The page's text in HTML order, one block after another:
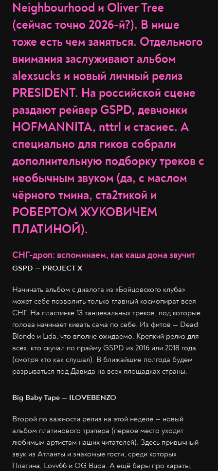
Neighbourhood и Oliver Tree
(сейчас точно 2026-й?). В нише
тоже есть чем заняться. Отдельного
внимания заслуживают альбом
alexsucks и новый личный релиз
PRESIDENT. На российской сцене
раздают рейвер GSPD, девчонки
HOFMANNITA, nttrl и стасиес. А
специально для гиков собрали
дополнительную подборку треков с
необычным звуком (да, с маслом
чёрного тмина, ста2тикой и
РОБЕРТОМ ЖУКОВИЧЕМ
ПЛАТИНОЙ).
СНГ-дроп: вспоминаем, как каша дома звучит
GSPD — PROJECT X
Начинать альбом с диалога из «Бойцовского клуба»
может себе позволить только главный космопират всея
СНГ. На пластинке 13 танцевальных треков, под которые
голова начинает кивать сама по себе. Из фитов — Dead
Blonde и Lida, что вполне ожидаемо. Крепкий релиз для
всех, кто скучал по прайму GSPD из 2016 или 2018 года
(смотря кто как слушал). В ближайшие полгода будем
разрываться под Давида на всех площадках страны.
Big Baby Tape — ILOVEBENZO
Второй по важности релиз на этой неделе — новый
альбом платинового трэпера (первое место уходит
любимым артистам наших читателей). Здесь привычный
звук из Атланты и знакомые гости, среди которых
Платина, Lovv66 и OG Buda. А ещё бары про караты,